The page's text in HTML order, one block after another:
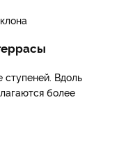
ступеней. Вдоль
более